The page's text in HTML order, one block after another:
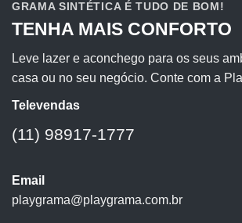
GRAMA SINTÉTICA É TUDO DE BOM!
TENHA MAIS CONFORTO
Leve lazer e aconchego para os seus
casa ou no seu negócio. Conte com a
Televendas
(11) 98917-1777
Email
playgrama@playgrama.com.br